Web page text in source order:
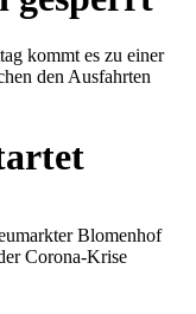
kommt es zu einer
den Ausfahrten
Blomenhof
Corona-Krise